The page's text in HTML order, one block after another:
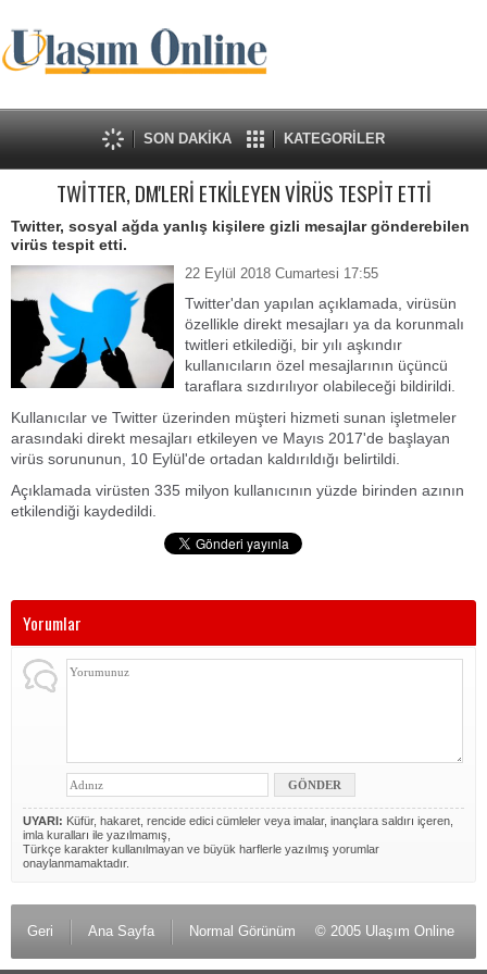
SON DAKİKA KATEGORİLER
TWİTTER, DM'LERİ ETKİLEYEN VİRÜS TESPİT ETTİ
Twitter, sosyal ağda yanlış kişilere gizli mesajlar gönderebilen
virüs tespit etti.
22 Eylül 2018 Cumartesi 17:55
Twitter'dan yapılan açıklamada, virüsün
özellikle direkt mesajları ya da korunmalı
twitleri etkilediği, bir yılı aşkındır
kullanıcıların özel mesajlarının üçüncü
taraflara sızdırılıyor olabileceği bildirildi.
Kullanıcılar ve Twitter üzerinden müşteri hizmeti sunan işletmeler
arasındaki direkt mesajları etkileyen ve Mayıs 2017'de başlayan
virüs sorununun, 10 Eylül'de ortadan kaldırıldığı belirtildi.
Açıklamada virüsten 335 milyon kullanıcının yüzde birinden azının
etkilendiği kaydedildi.
Yorumlar
UYARI: Küfür, hakaret, rencide edici cümleler veya imalar, inançlara saldırı içeren,
imla kuralları ile yazılmamış,
Türkçe karakter kullanılmayan ve büyük harflerle yazılmış yorumlar
onaylanmamaktadır.
Geri Ana Sayfa Normal Görünüm © 2005 Ulaşım Online